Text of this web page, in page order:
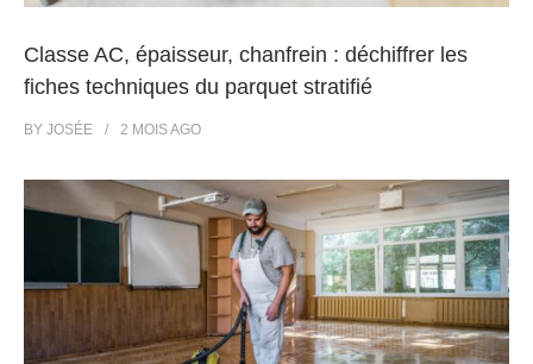
Classe AC, épaisseur, chanfrein : déchiffrer les
fiches techniques du parquet stratifié
BY JOSÉE 2 MOISAGO